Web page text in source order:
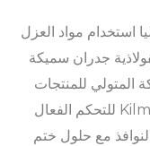
استخدام مواد العزل
جدران سميكة
للمنتجات
الفولاذية، تركيب منتجات مثل Kilma Plaster للتحكم الفعال
مع حلول ختم